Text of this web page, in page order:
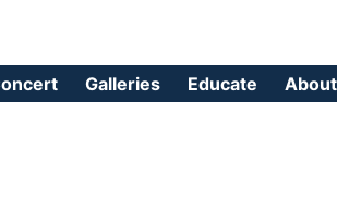
Galleries Educate About